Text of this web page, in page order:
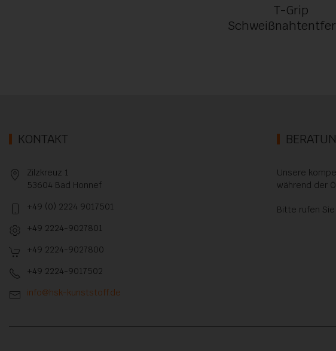
T-Grip
KONTAKT
Zilzkreuz 1
53604 Bad Honnef
+49 (0) 2224 9017501
+49 2224-9027801
+49 2224-9027800
+49 2224-9017502
info@hsk-kunststoff.de
Unsere
während der
Bitte rufen